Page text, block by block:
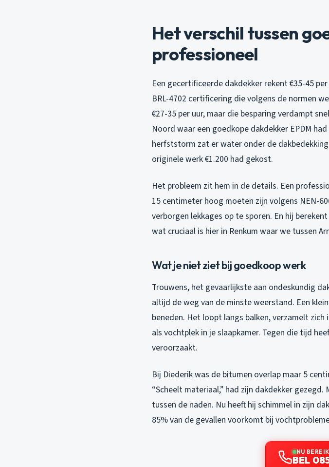
Het verschil tussen
professioneel
Een gecertificeerde dakdekker rekent €35-45
BRL-4702 certificering die volgens de normen
€27-35 per uur, maar die besparing verdampt
Noord waar een goedkope dakdekker EPDM
herfststorm zat er water onder de
originele werk €1.200 had gekost.
Het probleem zit hem in de details. Een
15 centimeter hoog moeten zijn volgens NEN-
verborgen lekkages op te sporen. En hij
wat cruciaal is hier in Renkum waar we tussen
Wat je niet ziet bij goedkoop werk
Trouwens, het gevaarlijkste aan ondeskundig
altijd de weg van de minste weerstand. Een
beneden. Het loopt langs balken, verzamelt
als vochtplek in je slaapkamer. Tegen die tijd
veroorzaakt.
Bij Diederik was de bitumen overlap maar 5
“Scheelt materiaal,” had zijn dakdekker
tussen de naden. Nu heeft hij schimmel in zijn
85% van de gevallen voorkomt bij
NU
BEL